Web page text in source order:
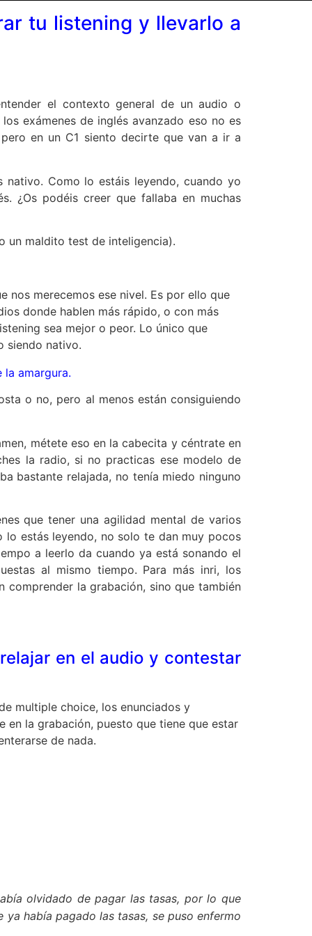
tu listening y llevarlo a
el contexto general de un audio o
exámenes de inglés avanzado eso no es
en un C1 siento decirte que van a ir a
Como lo estáis leyendo, cuando yo
¿Os podéis creer que fallaba en muchas
un maldito test de inteligencia).
nos merecemos ese nivel. Es por ello que
donde hablen más rápido, o con más
sea mejor o peor. Lo único que
siendo nativo.
amargura.
o no, pero al menos están consiguiendo
métete eso en la cabecita y céntrate en
la radio, si no practicas ese modelo de
bastante relajada, no tenía miedo ninguno
que tener una agilidad mental de varios
lo estás leyendo, no solo te dan muy pocos
a leerlo da cuando ya está sonando el
al mismo tiempo. Para más inri, los
comprender la grabación, sino que también
en el audio y contestar
multiple choice, los enunciados y
en la grabación, puesto que tiene que estar
de nada.
olvidado de pagar las tasas, por lo que
había pagado las tasas, se puso enfermo